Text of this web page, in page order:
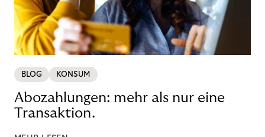
BLOG KONSUM
Abozahlungen: mehr als nur eine
Transaktion.